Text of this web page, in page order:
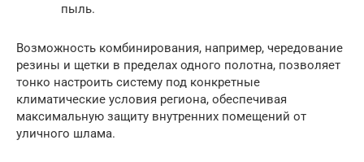
пыль.
Возможность комбинирования, например, чередование
резины и щетки в пределах одного полотна, позволяет
тонко настроить систему под конкретные
климатические условия региона, обеспечивая
максимальную защиту внутренних помещений от
уличного шлама.